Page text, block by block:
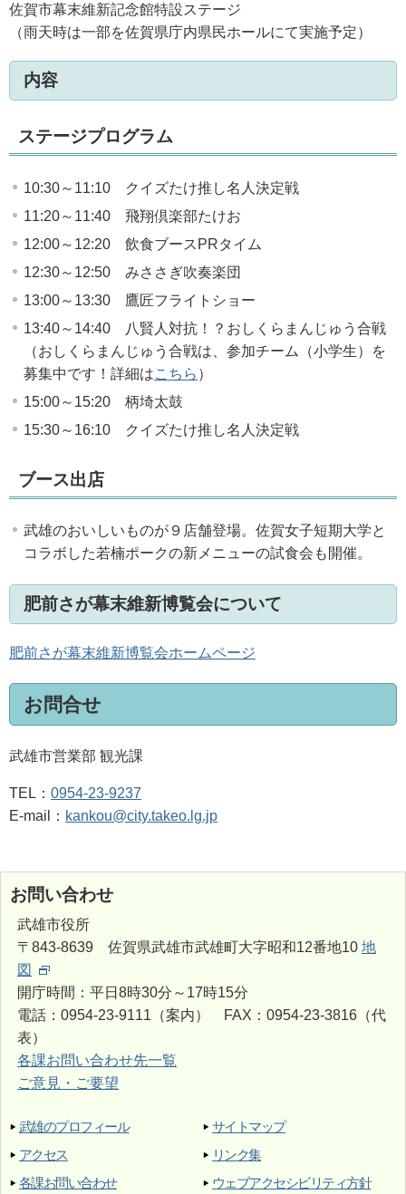
佐賀市幕末維新記念館特設ステージ
（雨天時は一部を佐賀県庁内県民ホールにて実施予定）
内容
ステージプログラム
10:30～11:10 クイズたけ推し名人決定戦
11:20～11:40 飛翔倶楽部たけお
12:00～12:20 飲食ブースPRタイム
12:30～12:50 みささぎ吹奏楽団
13:00～13:30 鷹匠フライトショー
13:40～14:40 八賢人対抗！？おしくらまんじゅう合戦
（おしくらまんじゅう合戦は、参加チーム（小学生）を
募集中です！詳細はこちら ）
15:00～15:20 柄埼太鼓
15:30～16:10 クイズたけ推し名人決定戦
ブース出店
武雄のおいしいものが９店舗登場。佐賀女子短期大学と
コラボした若楠ポークの新メニューの試食会も開催。
肥前さが幕末維新博覧会について
肥前さが幕末維新博覧会ホームページ
お問合せ
武雄市営業部 観光課
TEL： 0954-23-9237
E-mail： kankou@city.takeo.lg.jp
お問い合わせ
武雄市役所
〒843-8639 佐賀県武雄市武雄町大字昭和12番地10 地
図
開庁時間：平日8時30分～17時15分
電話：0954-23-9111（案内） FAX：0954-23-3816（代
表）
各課お問い合わせ先一覧
ご意見・ご要望
武雄のプロフィール
アクセス
各課お問い合わせ
サイトマップ
リンク集
ウェブアクセシビリティ方針